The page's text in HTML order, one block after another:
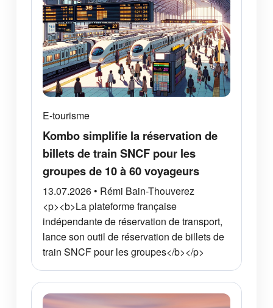
E-tourisme
Kombo simplifie la réservation de
billets de train SNCF pour les
groupes de 10 à 60 voyageurs
13.07.2026 • Rémi Bain-Thouverez
<p><b>La plateforme française
indépendante de réservation de transport,
lance son outil de réservation de billets de
train SNCF pour les groupes</b></p>